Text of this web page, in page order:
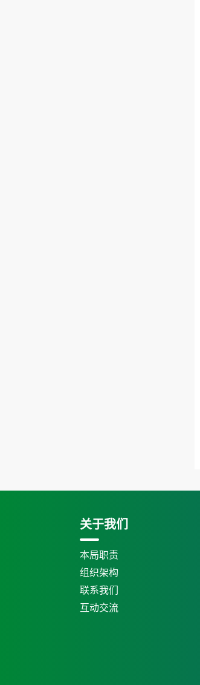
关于我们
本局职责
组织架构
联系我们
互动交流